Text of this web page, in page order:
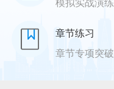
模拟实战演练
章节练习
章节专项突破